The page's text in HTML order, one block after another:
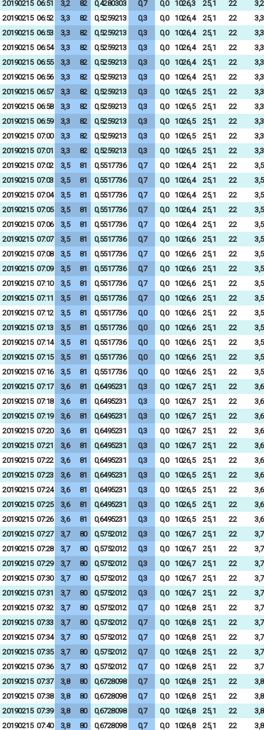
20190215 06:51 3,2 82 0,4280303 0,7 0,0 1026,3 25,1 22
3,2
20190215 06:52 3,3 82 0,5259213 0,3 0,0 1026,4 25,1 22
3,3
20190215 06:53 3,3 82 0,5259213 0,3 0,0 1026,4 25,1 22
3,3
20190215 06:54 3,3 82 0,5259213 0,3 0,0 1026,4 25,1 22
3,3
20190215 06:55 3,3 82 0,5259213 0,3 0,0 1026,4 25,1 22
3,3
20190215 06:56 3,3 82 0,5259213 0,3 0,0 1026,4 25,1 22
3,3
20190215 06:57 3,3 82 0,5259213 0,3 0,0 1026,5 25,1 22
3,3
20190215 06:58 3,3 82 0,5259213 0,3 0,0 1026,5 25,1 22
3,3
20190215 06:59 3,3 82 0,5259213 0,3 0,0 1026,5 25,1 22
3,3
20190215 07:00 3,3 82 0,5259213 0,3 0,0 1026,5 25,1 22
3,3
20190215 07:01 3,3 82 0,5259213 0,3 0,0 1026,5 25,1 22
3,3
20190215 07:02 3,5 81 0,5517736 0,7 0,0 1026,4 25,1 22
3,5
20190215 07:03 3,5 81 0,5517736 0,7 0,0 1026,4 25,1 22
3,5
20190215 07:04 3,5 81 0,5517736 0,7 0,0 1026,4 25,1 22
3,5
20190215 07:05 3,5 81 0,5517736 0,7 0,0 1026,4 25,1 22
3,5
20190215 07:06 3,5 81 0,5517736 0,7 0,0 1026,4 25,1 22
3,5
20190215 07:07 3,5 81 0,5517736 0,7 0,0 1026,6 25,1 22
3,5
20190215 07:08 3,5 81 0,5517736 0,7 0,0 1026,6 25,1 22
3,5
20190215 07:09 3,5 81 0,5517736 0,7 0,0 1026,6 25,1 22
3,5
20190215 07:10 3,5 81 0,5517736 0,7 0,0 1026,6 25,1 22
3,5
20190215 07:11 3,5 81 0,5517736 0,7 0,0 1026,6 25,1 22
3,5
20190215 07:12 3,5 81 0,5517736 0,0 0,0 1026,6 25,1 22
3,5
20190215 07:13 3,5 81 0,5517736 0,0 0,0 1026,6 25,1 22
3,5
20190215 07:14 3,5 81 0,5517736 0,0 0,0 1026,6 25,1 22
3,5
20190215 07:15 3,5 81 0,5517736 0,0 0,0 1026,6 25,1 22
3,5
20190215 07:16 3,5 81 0,5517736 0,0 0,0 1026,6 25,1 22
3,5
20190215 07:17 3,6 81 0,6495231 0,3 0,0 1026,7 25,1 22
3,6
20190215 07:18 3,6 81 0,6495231 0,3 0,0 1026,7 25,1 22
3,6
20190215 07:19 3,6 81 0,6495231 0,3 0,0 1026,7 25,1 22
3,6
20190215 07:20 3,6 81 0,6495231 0,3 0,0 1026,7 25,1 22
3,6
20190215 07:21 3,6 81 0,6495231 0,3 0,0 1026,7 25,1 22
3,6
20190215 07:22 3,6 81 0,6495231 0,3 0,0 1026,5 25,1 22
3,6
20190215 07:23 3,6 81 0,6495231 0,3 0,0 1026,5 25,1 22
3,6
20190215 07:24 3,6 81 0,6495231 0,3 0,0 1026,5 25,1 22
3,6
20190215 07:25 3,6 81 0,6495231 0,3 0,0 1026,5 25,1 22
3,6
20190215 07:26 3,6 81 0,6495231 0,3 0,0 1026,5 25,1 22
3,6
20190215 07:27 3,7 80 0,5752012 0,3 0,0 1026,7 25,1 22
3,7
20190215 07:28 3,7 80 0,5752012 0,3 0,0 1026,7 25,1 22
3,7
20190215 07:29 3,7 80 0,5752012 0,3 0,0 1026,7 25,1 22
3,7
20190215 07:30 3,7 80 0,5752012 0,3 0,0 1026,7 25,1 22
3,7
20190215 07:31 3,7 80 0,5752012 0,3 0,0 1026,7 25,1 22
3,7
20190215 07:32 3,7 80 0,5752012 0,7 0,0 1026,8 25,1 22
3,7
20190215 07:33 3,7 80 0,5752012 0,7 0,0 1026,8 25,1 22
3,7
20190215 07:34 3,7 80 0,5752012 0,7 0,0 1026,8 25,1 22
3,7
20190215 07:35 3,7 80 0,5752012 0,7 0,0 1026,8 25,1 22
3,7
20190215 07:36 3,7 80 0,5752012 0,7 0,0 1026,8 25,1 22
3,7
20190215 07:37 3,8 80 0,6728098 0,7 0,0 1026,8 25,1 22
3,8
20190215 07:38 3,8 80 0,6728098 0,7 0,0 1026,8 25,1 22
3,8
20190215 07:39 3,8 80 0,6728098 0,7 0,0 1026,8 25,1 22
3,8
20190215 07:40 3,8 80 0,6728098 0,7 0,0 1026,8 25,1 22
3,8